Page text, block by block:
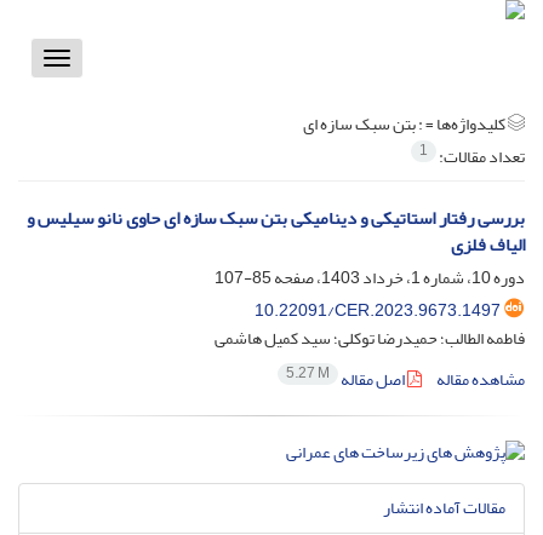
Toggle
کلیدواژه‌ها =: بتن سبک سازه ای
تعداد مقالات: 1
بررسی رفتار استاتیکی و دینامیکی بتن سبک سازه ای حاوی نانو سیلیس و
الیاف فلزی
دوره 10، شماره 1، خرداد 1403، صفحه
85-107
10.22091/CER.2023.9673.1497
فاطمه الطالب؛ حمیدرضا توکلی؛ سید کمیل هاشمی
مشاهده مقاله
اصل مقاله 5.27 M
مقالات آماده انتشار